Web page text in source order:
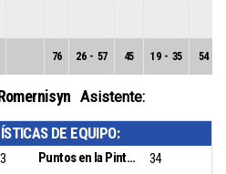
76 26 - 57 45 19 - 35 54
Asistente:
DE EQUIPO:
Puntos en la Pintura:
34